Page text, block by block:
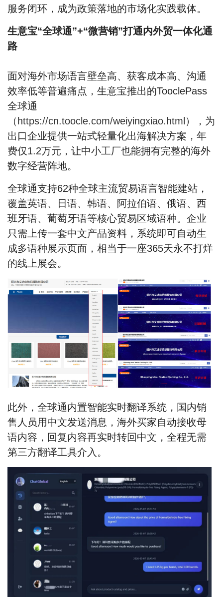
服务闭环， 成为政策落地的市场化实践载体。
生意宝“全球通”+“微营销”打通内外贸一体化通
路
面对海外市场语言壁垒高、获客成本高、沟通
效率低等普遍痛点，生意宝推出的TooclePass
全球通
（ https://cn.toocle.com/weiyingxiao.html ），为
出口企业提供一站式轻量化出海解决方案，年
费仅1.2万元，让中小工厂也能拥有完整的海外
数字经营阵地。
全球通支持62种全球主流贸易语言智能建站，
覆盖英语、日语、韩语、阿拉伯语、俄语、西
班牙语、葡萄牙语等核心贸易区域语种。企业
只需上传一套中文产品资料，系统即可自动生
成多语种展示页面，相当于一座365天永不打烊
的线上展会。
此外，全球通内置智能实时翻译系统，国内销
售人员用中文发送消息，海外买家自动接收母
语内容，回复内容再实时转回中文，全程无需
第三方翻译工具介入。